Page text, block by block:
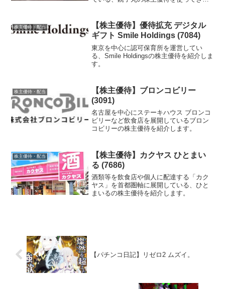
株主優待・配当
【株主優待】優待拡充 デジタル
ギフト Smile Holdings (7084)
東京を中心に認可保育所を運営してい
る、Smile Holdingsの株主優待を紹介しま
す。
株主優待・配当
【株主優待】ブロンコビリー
(3091)
名古屋を中心にステーキハウス ブロンコ
ビリーなど飲食店を展開しているブロン
コビリーの株主優待を紹介します。
株主優待・配当
【株主優待】カクヤス ひとまい
る (7686)
酒類等を飲食店や個人に配達する「カク
ヤス」を首都圏軸に展開している、ひと
まいるの株主優待を紹介します。
【パチンコ日記】リゼロ2 ムズイ。